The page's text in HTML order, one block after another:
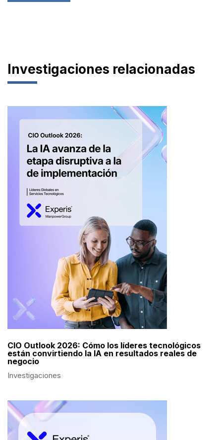
Investigaciones relacionadas
CIO Outlook 2026: Cómo los líderes tecnológicos
están convirtiendo la IA en resultados reales de
negocio
Investigaciones